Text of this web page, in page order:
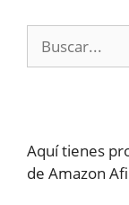
Aquí tienes
de Amazon